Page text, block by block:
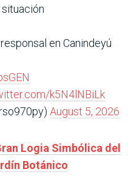
en Canindeyú
k5N4lNBiLk
August 5, 2026
Logia Simbólica del
Botánico